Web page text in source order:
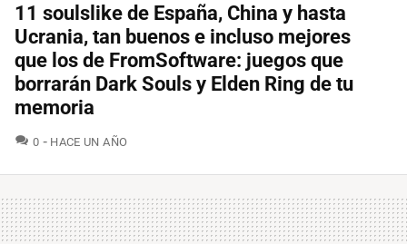
11 soulslike de España, China y hasta
Ucrania, tan buenos e incluso mejores
que los de FromSoftware: juegos que
borrarán Dark Souls y Elden Ring de tu
memoria
0 COMENTARIOS
HACE UN AÑO